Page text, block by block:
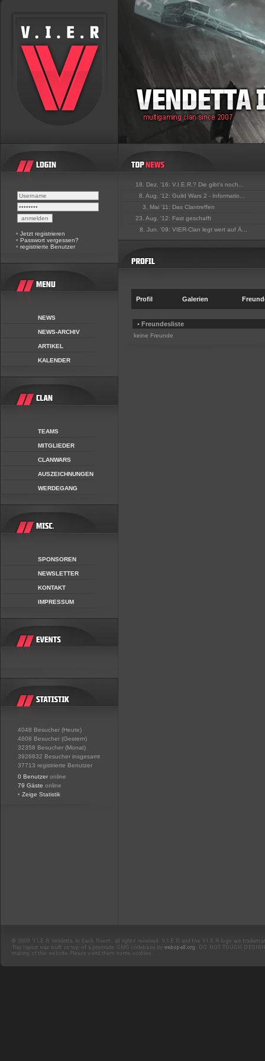
• Jetzt registrieren
• Passwort vergessen?
• registrierte Benutzer
NEWS
NEWS-ARCHIV
ARTIKEL
KALENDER
TEAMS
MITGLIEDER
CLANWARS
AUSZEICHNUNGEN
WERDEGANG
SPONSOREN
NEWSLETTER
KONTAKT
IMPRESSUM
4048 Besucher (Heute)
4608 Besucher (Gestern)
32358 Besucher (Monat)
3926832 Besucher insgesamt
37713 registrierte Benutzer
0 Benutzer online
79 Gäste online
• Zeige Statistik
18. Dez. '16: V.I.E.R.? Die gibt's noch...
8. Aug. '12: Guild Wars 2 - Informatio...
3. Mai '11: Das Clantreffen
23. Aug. '12: Fast geschafft
8. Jun. '09: VIER-Clan legt wert auf Ä...
Profil Galerien
• Freundesliste
keine Freunde